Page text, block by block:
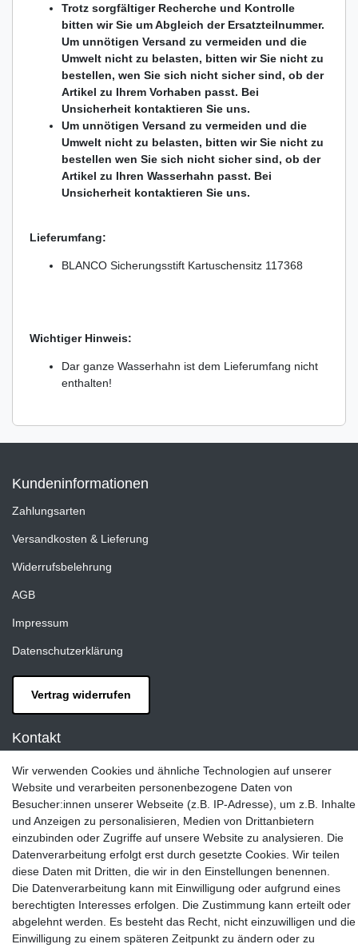
Trotz sorgfältiger Recherche und Kontrolle
bitten wir Sie um Abgleich der Ersatzteilnummer.
Um unnötigen Versand zu vermeiden und die
Umwelt nicht zu belasten, bitten wir Sie nicht zu
bestellen, wen Sie sich nicht sicher sind, ob der
Artikel zu Ihrem Vorhaben passt. Bei
Unsicherheit kontaktieren Sie uns.
Um unnötigen Versand zu vermeiden und die
Umwelt nicht zu belasten, bitten wir Sie nicht zu
bestellen wen Sie sich nicht sicher sind, ob der
Artikel zu Ihren Wasserhahn passt. Bei
Unsicherheit kontaktieren Sie uns.
Lieferumfang:
BLANCO Sicherungsstift Kartuschensitz 117368
Wichtiger Hinweis:
Dar ganze Wasserhahn ist dem Lieferumfang nicht
enthalten!
Kundeninformationen
Zahlungsarten
Versandkosten & Lieferung
Widerrufsbelehrung
AGB
Impressum
Datenschutzerklärung
Vertrag widerrufen
Kontakt
LAXARA:
Zeppelinstraße 4, 89604 Allmendingen, Deutschland
E-mail:
info@laxara.de
E-mail:
info@bluewater-armaturen.de
Öffnungszeiten:
Mo - Fr 10:00 - 12:00 Uhr
Mo - Fr 13:00 - 15:00 Uhr
Wir verwenden Cookies und ähnliche Technologien auf unserer
Website und verarbeiten personenbezogene Daten von
Besucher:innen unserer Webseite (z.B. IP-Adresse), um z.B. Inhalte
und Anzeigen zu personalisieren, Medien von Drittanbietern
einzubinden oder Zugriffe auf unsere Website zu analysieren. Die
Datenverarbeitung erfolgt erst durch gesetzte Cookies. Wir teilen
diese Daten mit Dritten, die wir in den Einstellungen benennen.
Die Datenverarbeitung kann mit Einwilligung oder aufgrund eines
berechtigten Interesses erfolgen. Die Zustimmung kann erteilt oder
abgelehnt werden. Es besteht das Recht, nicht einzuwilligen und die
Einwilligung zu einem späteren Zeitpunkt zu ändern oder zu